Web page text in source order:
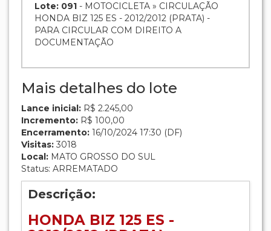
Lote: 091 - MOTOCICLETA » CIRCULAÇÃO
HONDA BIZ 125 ES - 2012/2012 (PRATA) -
PARA CIRCULAR COM DIREITO A
DOCUMENTAÇÃO
Mais detalhes do lote
Lance inicial: R$ 2.245,00
Incremento: R$ 100,00
Encerramento: 16/10/2024 17:30 (DF)
Visitas: 3018
Local: MATO GROSSO DO SUL
Status: ARREMATADO
Descrição:
HONDA BIZ 125 ES -